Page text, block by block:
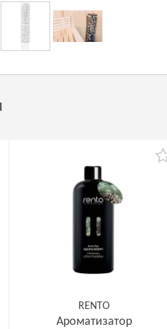
RENTO
Ароматизатор